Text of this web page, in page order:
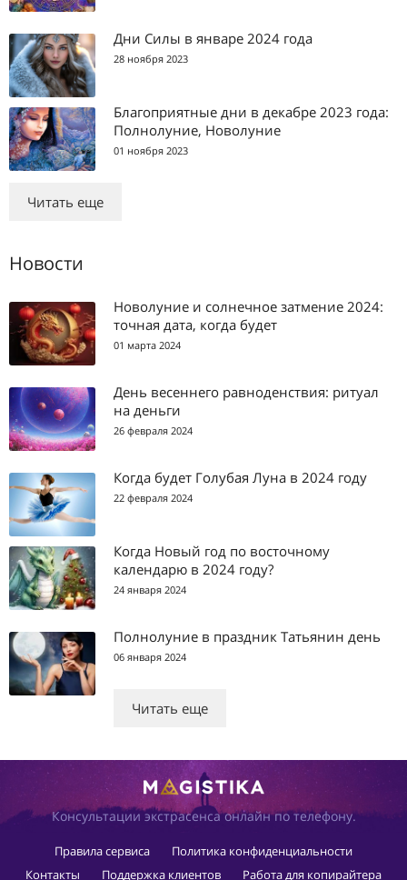
Дни Силы в январе 2024 года
28 ноября 2023
Благоприятные дни в декабре 2023 года:
Полнолуние, Новолуние
01 ноября 2023
Читать еще
Новости
Новолуние и солнечное затмение 2024:
точная дата, когда будет
01 марта 2024
День весеннего равноденствия: ритуал
на деньги
26 февраля 2024
Когда будет Голубая Луна в 2024 году
22 февраля 2024
Когда Новый год по восточному
календарю в 2024 году?
24 января 2024
Полнолуние в праздник Татьянин день
06 января 2024
Читать еще
Консультации экстрасенса онлайн по телефону.
Правила сервиса
Политика конфиденциальности
Контакты
Поддержка клиентов Работа для копирайтера